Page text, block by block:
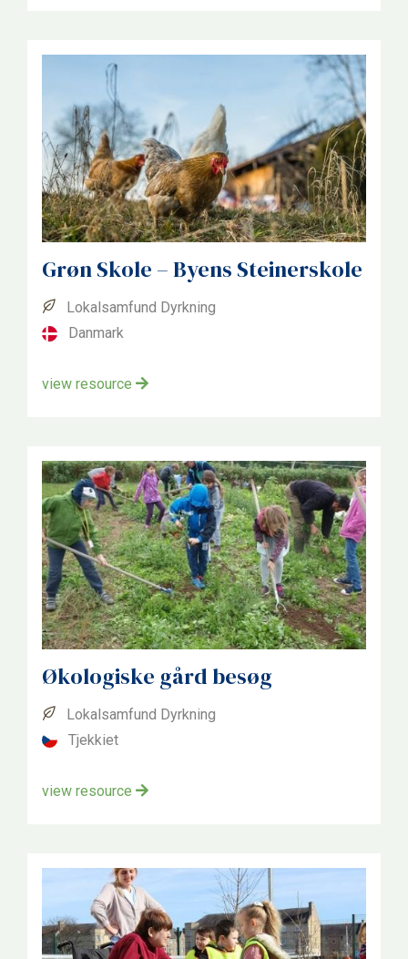
Grøn Skole – Byens Steinerskole
Lokalsamfund Dyrkning
Danmark
view resource
Økologiske gård besøg
Lokalsamfund Dyrkning
Tjekkiet
view resource